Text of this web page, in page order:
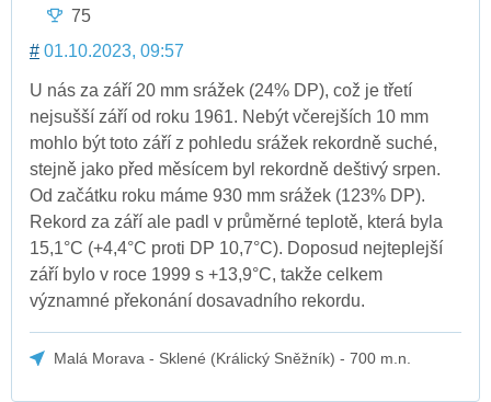
75
# 01.10.2023, 09:57
U nás za září 20 mm srážek (24% DP), což je třetí
nejsušší září od roku 1961. Nebýt včerejších 10 mm
mohlo být toto září z pohledu srážek rekordně suché,
stejně jako před měsícem byl rekordně deštivý srpen.
Od začátku roku máme 930 mm srážek (123% DP).
Rekord za září ale padl v průměrné teplotě, která byla
15,1°C (+4,4°C proti DP 10,7°C). Doposud nejteplejší
září bylo v roce 1999 s +13,9°C, takže celkem
významné překonání dosavadního rekordu.
Malá Morava - Sklené (Králický Sněžník) - 700 m.n.